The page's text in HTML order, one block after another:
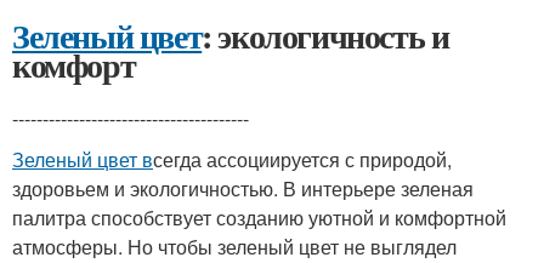
Зеленый цвет: экологичность и
комфорт
---------------------------------------
Зеленый цвет всегда ассоциируется с природой,
здоровьем и экологичностью. В интерьере зеленая
палитра способствует созданию уютной и комфортной
атмосферы. Но чтобы зеленый цвет не выглядел